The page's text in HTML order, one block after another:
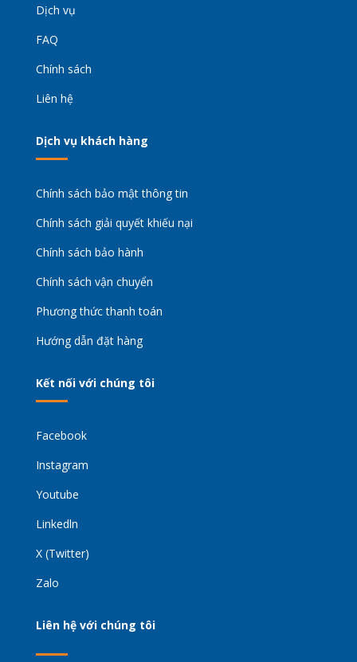
Dịch vụ
FAQ
Chính sách
Liên hệ
Dịch vụ khách hàng
Chính sách bảo mật thông tin
Chính sách giải quyết khiếu nại
Chính sách bảo hành
Chính sách vận chuyển
Phương thức thanh toán
Hướng dẫn đặt hàng
Kết nối với chúng tôi
Facebook
Instagram
Youtube
Linkedln
X (Twitter)
Zalo
Liên hệ với chúng tôi